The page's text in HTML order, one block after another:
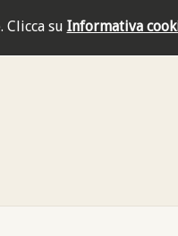
Clicca su Informativa